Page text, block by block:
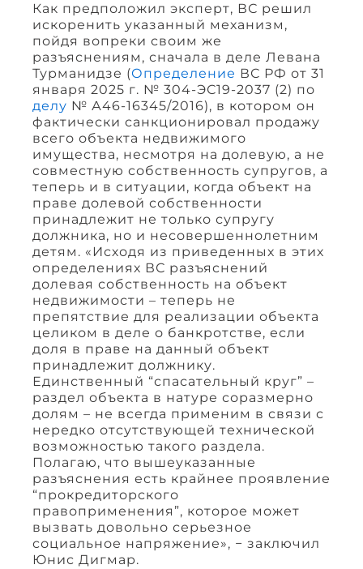
Как предположил эксперт, ВС решил
искоренить указанный механизм,
пойдя вопреки своим же
разъяснениям, сначала в деле Левана
Турманидзе (Определение ВС РФ от 31
января 2025 г. № 304-ЭС19-2037 (2) по
делу № А46-16345/2016), в котором он
фактически санкционировал продажу
всего объекта недвижимого
имущества, несмотря на долевую, а не
совместную собственность супругов, а
теперь и в ситуации, когда объект на
праве долевой собственности
принадлежит не только супругу
должника, но и несовершеннолетним
детям. «Исходя из приведенных в этих
определениях ВС разъяснений
долевая собственность на объект
недвижимости – теперь не
препятствие для реализации объекта
целиком в деле о банкротстве, если
доля в праве на данный объект
принадлежит должнику.
Единственный “спасательный круг” –
раздел объекта в натуре соразмерно
долям – не всегда применим в связи с
нередко отсутствующей технической
возможностью такого раздела.
Полагаю, что вышеуказанные
разъяснения есть крайнее проявление
“прокредиторского
правоприменения”, которое может
вызвать довольно серьезное
социальное напряжение», − заключил
Юнис Дигмар.